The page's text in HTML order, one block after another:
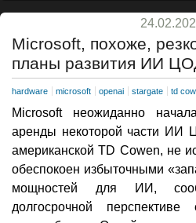
Microsoft, похоже,
планы развития ИИ
hardware microsoft openai stargate td
Microsoft неожиданно
аренды некоторой части
американской TD Cowen, не
обеспокоен избыточными
мощностей для ИИ,
долгосрочной